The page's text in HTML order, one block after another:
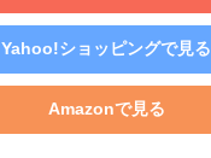
Yahoo!ショッピングで見る
Amazonで見る